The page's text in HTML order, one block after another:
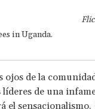
in Uganda.
de la
de una
el